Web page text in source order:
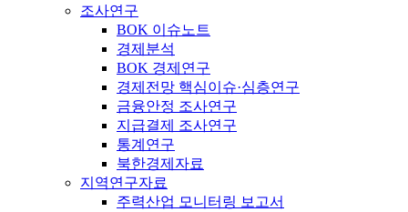
조사연구
BOK 이슈노트
경제분석
BOK 경제연구
경제전망 핵심이슈·심층연구
금융안정 조사연구
지급결제 조사연구
통계연구
북한경제자료
지역연구자료
주력산업 모니터링 보고서